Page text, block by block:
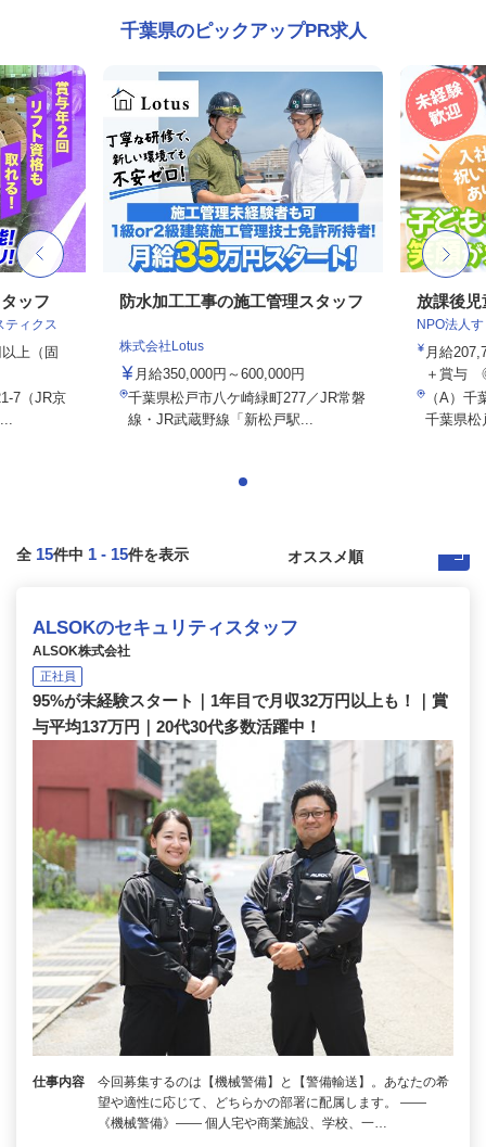
千葉県のピックアップPR求人
ッフ
ティクス
上（固
7（JR京
防水加工工事の施工管理スタッフ
株式会社Lotus
月給350,000円～600,000円
千葉県松戸市八ケ崎緑町277／JR常磐
線・JR武蔵野線「新松戸駅...
放課後児
NPO法人
月給
＋賞与
（A）
千葉県松
全 15件中 1 - 15件を表示
ALSOKのセキュリティスタッフ
ALSOK株式会社
正社員
95%が未経験スタート｜1年目で月収32万円以上も！｜賞
与平均137万円｜20代30代多数活躍中！
仕事内容
今回募集するのは【機械警備】と【警備輸送】。あなたの希
望や適性に応じて、どちらかの部署に配属します。 ――
《機械警備》―― 個人宅や商業施設、学校、一…